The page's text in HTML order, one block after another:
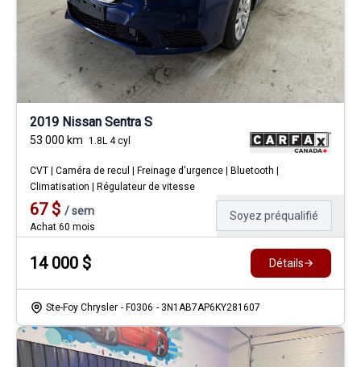
2019 Nissan Sentra S
53 000 km 1.8L 4 cyl
CVT | Caméra de recul | Freinage d'urgence | Bluetooth |
Climatisation | Régulateur de vitesse
67$ /sem
Achat 60 mois
Soyez préqualifié
14 000 $ Détails
Ste-Foy Chrysler - F0306 - 3N1AB7AP6KY281607